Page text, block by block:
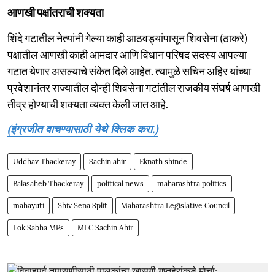
आणखी पक्षांतराची शक्यता
शिंदे गटातील नेत्यांनी गेल्या काही आठवड्यांपासून शिवसेना (ठाकरे)
पक्षातील आणखी काही आमदार आणि विधान परिषद सदस्य आपल्या
गटात येणार असल्याचे संकेत दिले आहेत. त्यामुळे सचिन अहिर यांच्या
प्रवेशानंतर राज्यातील दोन्ही शिवसेना गटांतील राजकीय संघर्ष आणखी
तीव्र होण्याची शक्यता व्यक्त केली जात आहे.
(इंग्रजीत वाचण्यासाठी येथे क्लिक करा.)
Uddhav Thackeray Sachin ahir Eknath shinde
Balasaheb Thackeray political news maharashtra politics
mahayuti Shiv Sena Split Maharashtra Legislative Council
Lok Sabha MPs MLC Sachin Ahir